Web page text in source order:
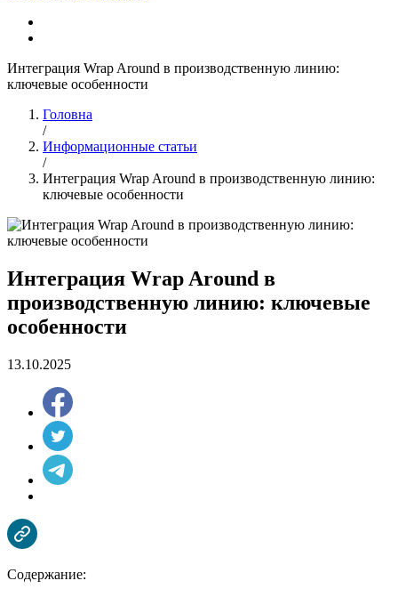
Интеграция Wrap Around в производственную линию:
ключевые особенности
Головна
/
Информационные статьи
/
Интеграция Wrap Around в производственную линию:
ключевые особенности
Интеграция Wrap Around в
производственную линию: ключевые
особенности
13.10.2025
Содержание: